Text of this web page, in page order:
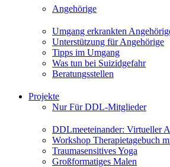
Angehörige
Umgang erkrankten
Unterstützung für Angehörige
Tipps im Umgang
Was tun bei Suizidgefahr
Beratungsstellen
Projekte
Nur Für DDL-Mitglieder
DDLmeeteinander: Virtueller
Workshop Therapietagebuch
Traumasensitives Yoga
Großformatiges Malen